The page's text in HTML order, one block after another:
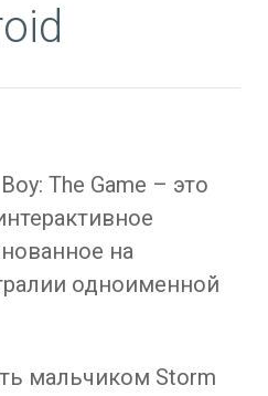
The Game – это
на
одноименной
мальчиком Storm